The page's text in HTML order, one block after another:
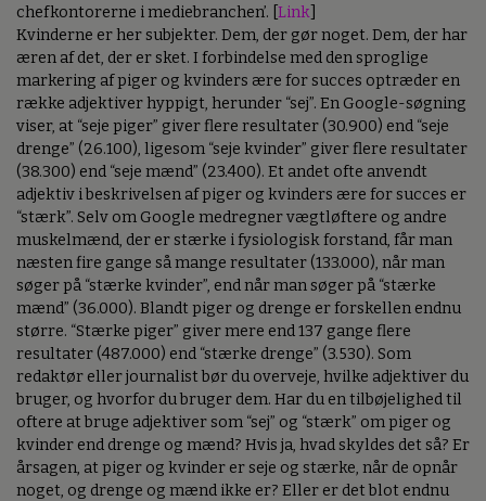
chefkontorerne i mediebranchen’. [ Link
Kvinderne er her subjekter. Dem, der gør noget. Dem, der har
æren af det, der er sket. I forbindelse med den sproglige
markering af piger og kvinders ære for succes optræder en
række adjektiver hyppigt, herunder “sej”. En Google-søgning
viser, at “seje piger” giver flere resultater (30.900) end “seje
drenge” (26.100), ligesom “seje kvinder” giver flere resultater
(38.300) end “seje mænd” (23.400). Et andet ofte anvendt
adjektiv i beskrivelsen af piger og kvinders ære for succes er
“stærk”. Selv om Google medregner vægtløftere og andre
muskelmænd, der er stærke i fysiologisk forstand, får man
næsten fire gange så mange resultater (133.000), når man
søger på “stærke kvinder”, end når man søger på “stærke
mænd” (36.000). Blandt piger og drenge er forskellen endnu
større. “Stærke piger” giver mere end 137 gange flere
resultater (487.000) end “stærke drenge” (3.530). Som
redaktør eller journalist bør du overveje, hvilke adjektiver du
bruger, og hvorfor du bruger dem. Har du en tilbøjelighed til
oftere at bruge adjektiver som “sej” og “stærk” om piger og
kvinder end drenge og mænd? Hvis ja, hvad skyldes det så? Er
årsagen, at piger og kvinder er seje og stærke, når de opnår
noget, og drenge og mænd ikke er? Eller er det blot endnu